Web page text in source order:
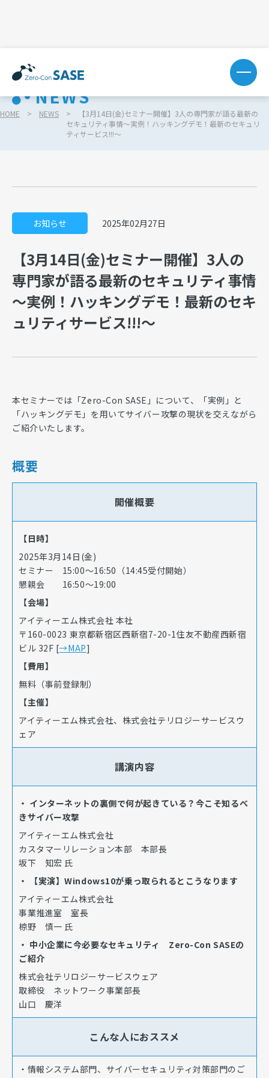
NEWS
HOME NEWS
【3月14日(金)セミナー開催】3人の専門家が語る最新の
セキュリティ事情～実例！ハッキングデモ！最新のセキュリ
ティサービス!!!～
お知らせ 2025年02月27日
【3月14日(金)セミナー開催】3人の
専門家が語る最新のセキュリティ事情
～実例！ハッキングデモ！最新のセキ
ュリティサービス!!!～
本セミナーでは「Zero-Con SASE」について、「実例」と
「ハッキングデモ」を用いてサイバー攻撃の現状を交えながら
ご紹介いたします。
概要
開催概要
【日時】
2025年3月14日(金)
セミナー 15:00～16:50（14:45受付開始）
懇親会 16:50～19:00
【会場】
アイティーエム株式会社 本社
〒160-0023 東京都新宿区西新宿7-20-1住友不動産西新宿
ビル 32F [→MAP]
【費用】
無料（事前登録制）
【主催】
アイティーエム株式会社、株式会社テリロジーサービスウ
ェア
講演内容
・ インターネットの裏側で何が起きている？今こそ知るべ
きサイバー攻撃
アイティーエム株式会社
カスタマーリレーション本部 本部長
坂下 知宏 氏
・ 【実演】Windows10が乗っ取られるとこうなります
アイティーエム株式会社
事業推進室 室長
椋野 慎一 氏
・ 中小企業に今必要なセキュリティ Zero-Con SASEの
ご紹介
株式会社テリロジーサービスウェア
取締役 ネットワーク事業部長
山口 慶洋
こんな人におススメ
・情報システム部門、サイバーセキュリティ対策部門のご